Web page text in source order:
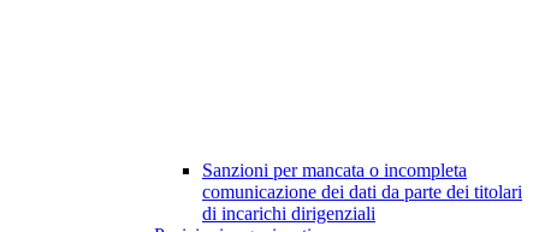
Sanzioni per mancata o incompleta
comunicazione dei dati da parte dei titolari
di incarichi dirigenziali